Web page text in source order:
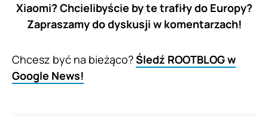
Xiaomi? Chcielibyście by te trafiły do Europy?
Zapraszamy do dyskusji w komentarzach!
Chcesz być na bieżąco?Śledź ROOTBLOG w
Google News!